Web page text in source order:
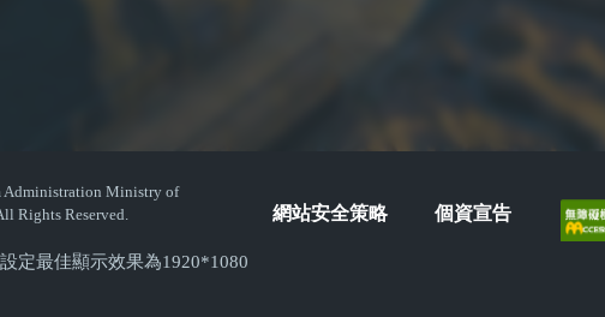
Ministry of
Rights Reserved.
定最佳顯示效果為1920*1080
網站安全策略 個資宣告